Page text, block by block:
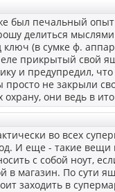
был печальный
делиться
(в сумке ф.
прикрытый свой
и предупредил,
просто не закрыли
они ведь в
во всех
И еще - такие вещи
с собой ноут,
в магазин. По сути
заходить в